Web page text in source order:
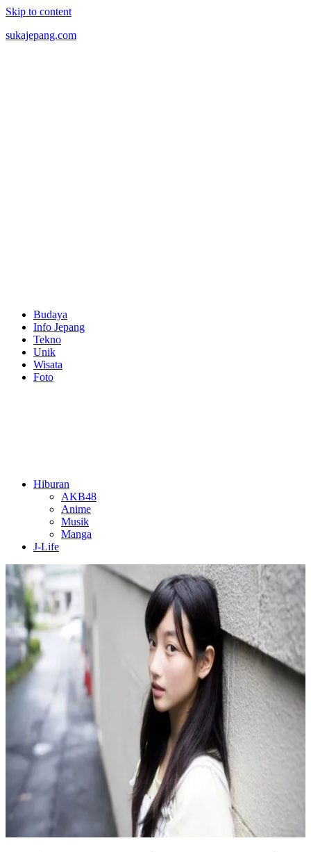
Skip to content
sukajepang.com
Budaya
Info Jepang
Tekno
Unik
Wisata
Foto
Hiburan
AKB48
Anime
Musik
Manga
J-Life